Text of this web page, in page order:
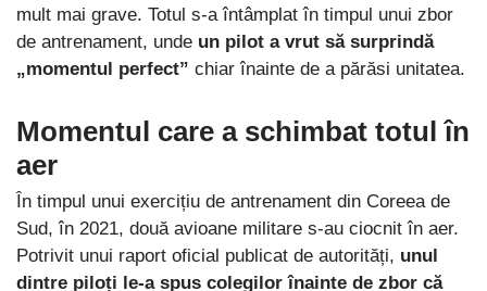
mult mai grave. Totul s-a întâmplat în timpul unui zbor
de antrenament, unde un pilot a vrut să surprindă
„momentul perfect” chiar înainte de a părăsi unitatea.
Momentul care a schimbat totul în
aer
În timpul unui exercițiu de antrenament din Coreea de
Sud, în 2021, două avioane militare s-au ciocnit în aer.
Potrivit unui raport oficial publicat de autorități, unul
dintre piloți le-a spus colegilor înainte de zbor că